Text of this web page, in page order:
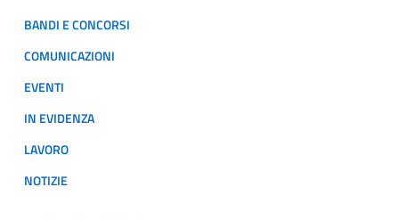
BANDI E CONCORSI
COMUNICAZIONI
EVENTI
IN EVIDENZA
LAVORO
NOTIZIE